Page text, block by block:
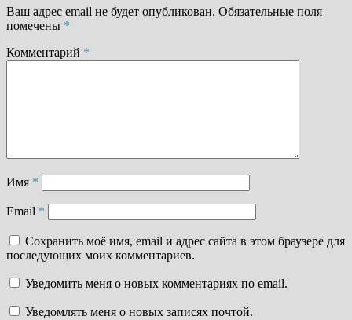
Ваш адрес email не будет опубликован. Обязательные поля
помечены *
Комментарий *
Имя *
Email *
Сохранить моё имя, email и адрес сайта в этом браузере для
последующих моих комментариев.
Уведомить меня о новых комментариях по email.
Уведомлять меня о новых записях почтой.